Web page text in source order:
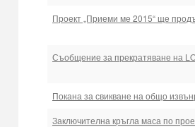
Проект „Приеми ме 2015“ ще
Съобщение за прекратяване на
Покана за свикване на общо
Заключителна кръгла маса по